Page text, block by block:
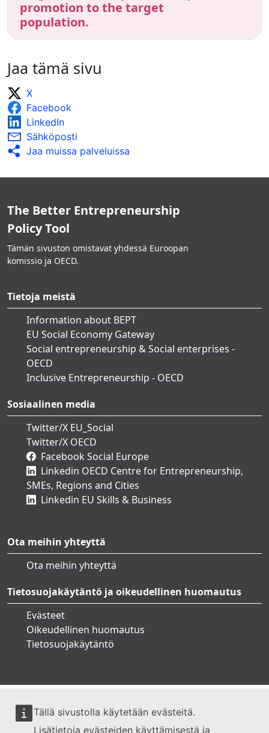
Tällä sivustolla käytetään evästeitä.
Lisätietoja evästeiden käyttämisestä ja
promotion to the target
population.
Jaa tämä sivu
X
Facebook
LinkedIn
Sähköposti
Jaa muissa palveluissa
The Better Entrepreneurship
Policy Tool
Tämän sivuston omistavat yhdessä Euroopan
komissio ja OECD.
Tietoja meistä
Information about BEPT
EU Social Economy Gateway
Social entrepreneurship & Social enterprises -
OECD
Inclusive Entrepreneurship - OECD
Sosiaalinen media
Twitter/X EU_Social
Twitter/X OECD
Facebook Social Europe
Linkedin OECD Centre for Entrepreneurship,
SMEs, Regions and Cities
Linkedin EU Skills & Business
Ota meihin yhteyttä
Ota meihin yhteyttä
Tietosuojakäytäntö ja oikeudellinen huomautus
Evästeet
Oikeudellinen huomautus
Tietosuojakäytäntö